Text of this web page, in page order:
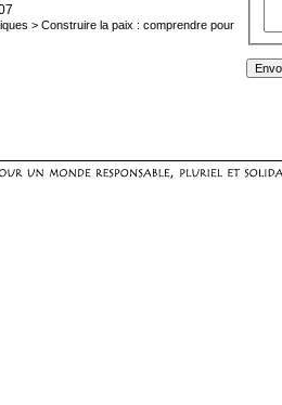
> Construire la paix : comprendre pour